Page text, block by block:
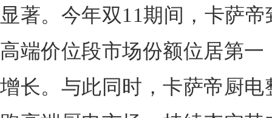
显著。今年双11期间，卡萨
高端价位段市场份额位居第
增长。与此同时，卡萨帝厨电